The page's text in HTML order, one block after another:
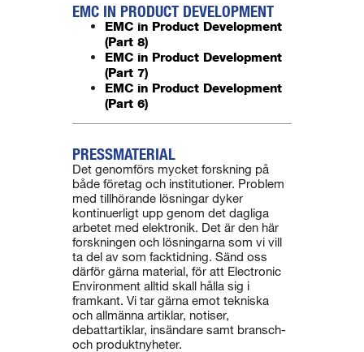
EMC IN PRODUCT DEVELOPMENT
EMC in Product Development
(Part 8)
EMC in Product Development
(Part 7)
EMC in Product Development
(Part 6)
PRESSMATERIAL
Det genomförs mycket forskning på
både företag och institutioner. Problem
med tillhörande lösningar dyker
kontinuerligt upp genom det dagliga
arbetet med elektronik. Det är den här
forskningen och lösningarna som vi vill
ta del av som facktidning. Sänd oss
därför gärna material, för att Electronic
Environment alltid skall hålla sig i
framkant. Vi tar gärna emot tekniska
och allmänna artiklar, notiser,
debattartiklar, insändare samt bransch-
och produktnyheter.